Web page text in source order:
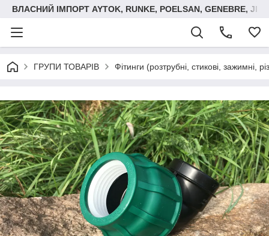
ВЛАСНИЙ ІМПОРТ AYTOK, RUNKE, POELSAN, GENEBRE,
ГРУПИ ТОВАРІВ Фітинги (розтрубні, стикові, зажимні,